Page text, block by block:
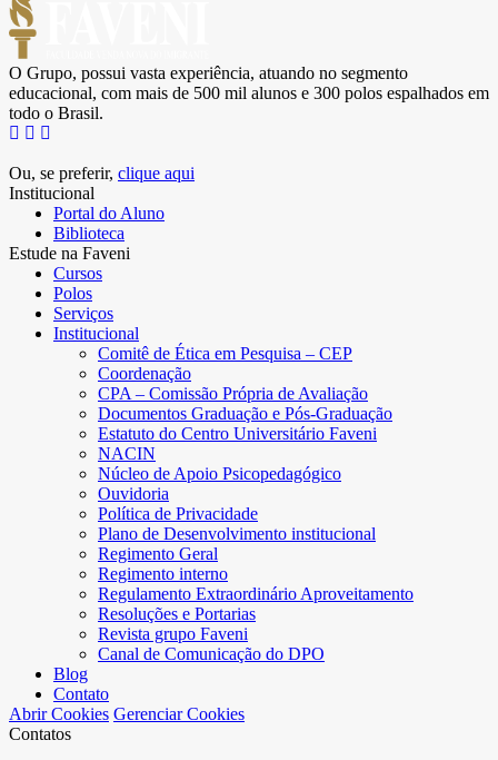
O Grupo, possui vasta experiência, atuando no segmento
educacional, com mais de 500 mil alunos e 300 polos espalhados em
todo o Brasil.
Ou, se preferir, clique aqui
Institucional
Portal do Aluno
Biblioteca
Estude na Faveni
Cursos
Polos
Serviços
Institucional
Comitê de Ética em Pesquisa – CEP
Coordenação
CPA – Comissão Própria de Avaliação
Documentos Graduação e Pós-Graduação
Estatuto do Centro Universitário Faveni
NACIN
Núcleo de Apoio Psicopedagógico
Ouvidoria
Política de Privacidade
Plano de Desenvolvimento institucional
Regimento Geral
Regimento interno
Regulamento Extraordinário Aproveitamento
Resoluções e Portarias
Revista grupo Faveni
Canal de Comunicação do DPO
Blog
Contato
Abrir Cookies Gerenciar Cookies
Contatos